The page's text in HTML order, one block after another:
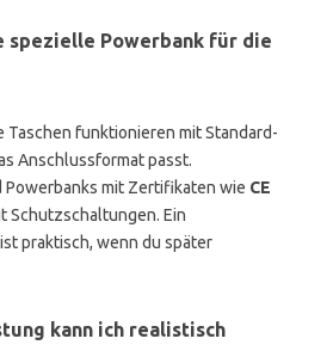
spezielle Powerbank für die
Taschen funktionieren mit Standard-
Anschlussformat passt.
mit Zertifikaten wie CE
Schutzschaltungen. Ein
praktisch, wenn du später
kann ich realistisch